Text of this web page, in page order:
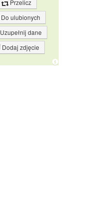
Przelicz
Do ulubionych
Uzupełnij dane
Dodaj zdjęcie